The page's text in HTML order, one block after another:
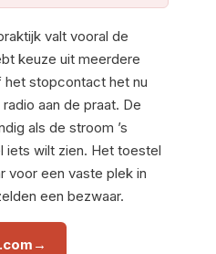
valt vooral de
keuze uit meerdere
het stopcontact het nu
aan de praat. De
als de stroom ’s
iets wilt zien. Het toestel
voor een vaste plek in
een bezwaar.